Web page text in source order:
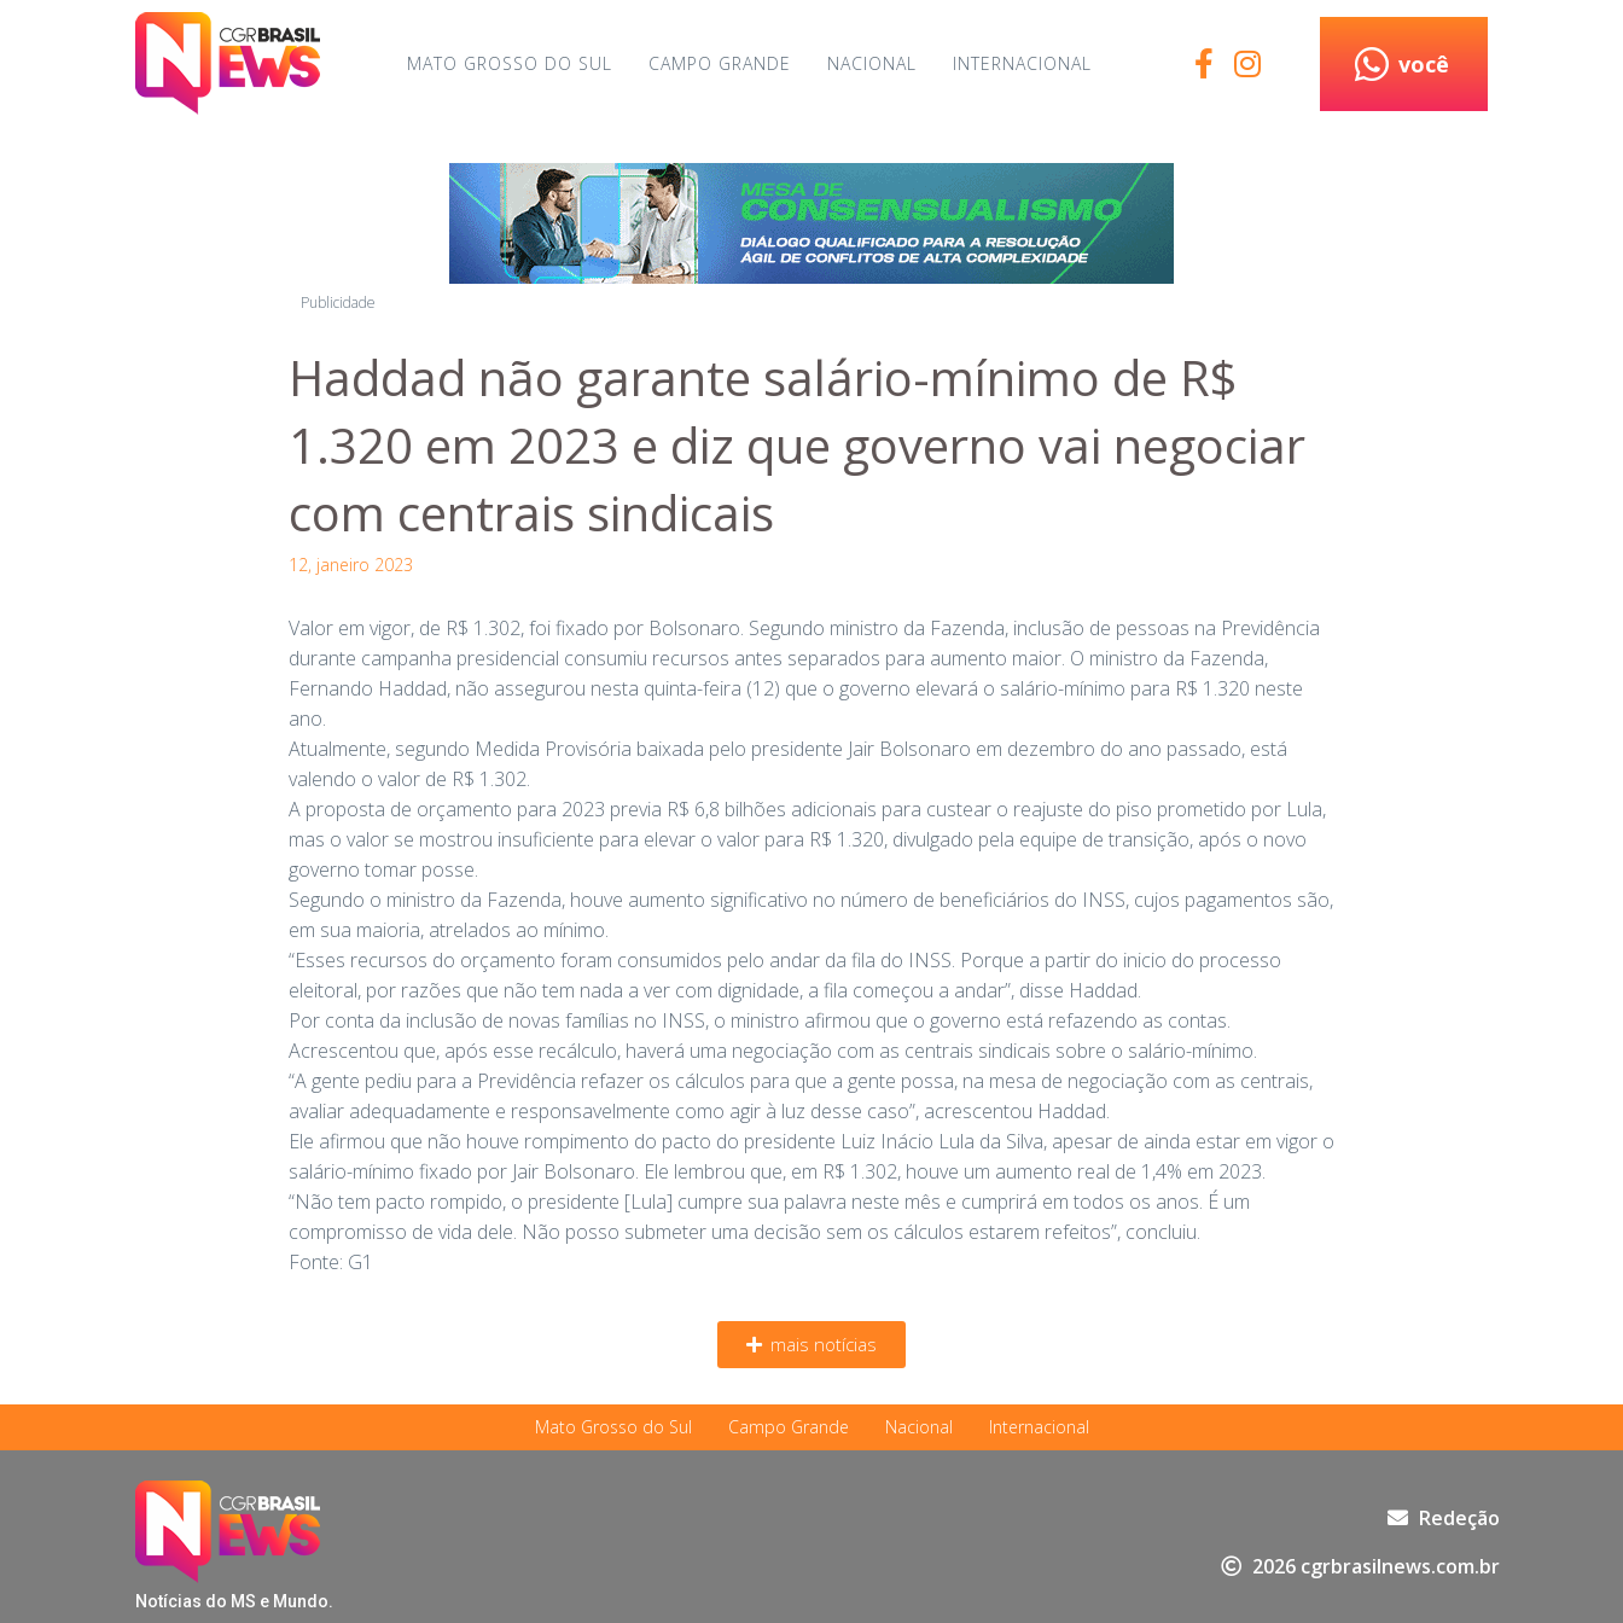
MATO GROSSO DO SUL CAMPO GRANDE NACIONAL INTERNACIONAL você
Publicidade
Haddad não garante salário-mínimo de R$
1.320 em 2023 e diz que governo vai negociar
com centrais sindicais
12, janeiro 2023
Valor em vigor, de R$ 1.302, foi fixado por Bolsonaro. Segundo ministro da Fazenda, inclusão de pessoas na Previdência
durante campanha presidencial consumiu recursos antes separados para aumento maior. O ministro da Fazenda,
Fernando Haddad, não assegurou nesta quinta-feira (12) que o governo elevará o salário-mínimo para R$ 1.320 neste
ano.
Atualmente, segundo Medida Provisória baixada pelo presidente Jair Bolsonaro em dezembro do ano passado, está
valendo o valor de R$ 1.302.
A proposta de orçamento para 2023 previa R$ 6,8 bilhões adicionais para custear o reajuste do piso prometido por Lula,
mas o valor se mostrou insuficiente para elevar o valor para R$ 1.320, divulgado pela equipe de transição, após o novo
governo tomar posse.
Segundo o ministro da Fazenda, houve aumento significativo no número de beneficiários do INSS, cujos pagamentos são,
em sua maioria, atrelados ao mínimo.
“Esses recursos do orçamento foram consumidos pelo andar da fila do INSS. Porque a partir do inicio do processo
eleitoral, por razões que não tem nada a ver com dignidade, a fila começou a andar”, disse Haddad.
Por conta da inclusão de novas famílias no INSS, o ministro afirmou que o governo está refazendo as contas.
Acrescentou que, após esse recálculo, haverá uma negociação com as centrais sindicais sobre o salário-mínimo.
“A gente pediu para a Previdência refazer os cálculos para que a gente possa, na mesa de negociação com as centrais,
avaliar adequadamente e responsavelmente como agir à luz desse caso”, acrescentou Haddad.
Ele afirmou que não houve rompimento do pacto do presidente Luiz Inácio Lula da Silva, apesar de ainda estar em vigor o
salário-mínimo fixado por Jair Bolsonaro. Ele lembrou que, em R$ 1.302, houve um aumento real de 1,4% em 2023.
“Não tem pacto rompido, o presidente [Lula] cumpre sua palavra neste mês e cumprirá em todos os anos. É um
compromisso de vida dele. Não posso submeter uma decisão sem os cálculos estarem refeitos”, concluiu.
Fonte: G1
mais notícias
Mato Grosso do Sul Campo Grande Nacional Internacional
Notícias do MS e Mundo.
Redeção
2026 cgrbrasilnews.com.br